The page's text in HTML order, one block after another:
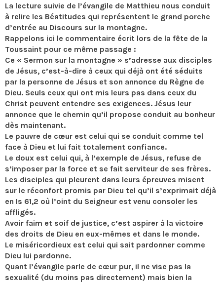
La lecture suivie de l’évangile de Matthieu nous conduit
à relire les Béatitudes qui représentent le grand porche
d’entrée au Discours sur la montagne.
Rappelons ici le commentaire écrit lors de la fête de la
Toussaint pour ce même passage :
Ce « Sermon sur la montagne » s’adresse aux disciples
de Jésus, c’est-à-dire à ceux qui déjà ont été séduits
par la personne de Jésus et son annonce du Règne de
Dieu. Seuls ceux qui ont mis leurs pas dans ceux du
Christ peuvent entendre ses exigences. Jésus leur
annonce que le chemin qu’il propose conduit au bonheur
dès maintenant.
Le pauvre de cœur est celui qui se conduit comme tel
face à Dieu et lui fait totalement confiance.
Le doux est celui qui, à l’exemple de Jésus, refuse de
s’imposer par la force et se fait serviteur de ses frères.
Les disciples qui pleurent dans leurs épreuves misent
sur le réconfort promis par Dieu tel qu’il s’exprimait déjà
en Is 61,2 où l’oint du Seigneur est venu consoler les
affligés.
Avoir faim et soif de justice, c’est aspirer à la victoire
des droits de Dieu en eux-mêmes et dans le monde.
Le miséricordieux est celui qui sait pardonner comme
Dieu lui pardonne.
Quant l’évangile parle de cœur pur, il ne vise pas la
sexualité (du moins pas directement) mais bien la